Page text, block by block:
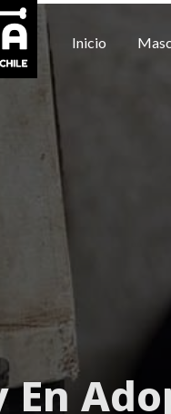
Inicio
En